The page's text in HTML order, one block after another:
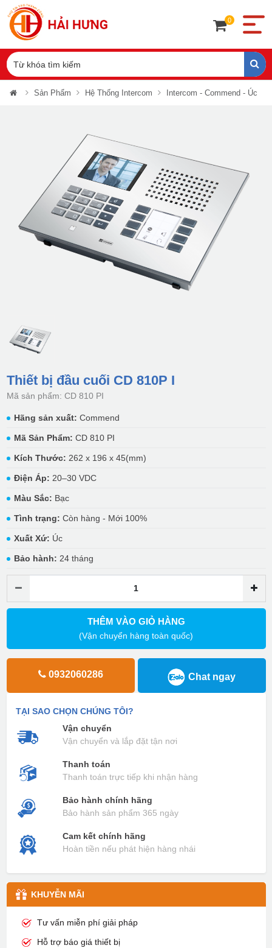
0
Sản Phẩm Hệ Thống Intercom Intercom - Commend - Úc
Thiết bị đầu cuối CD 810P I
Mã sản phẩm: CD 810 PI
Hãng sản xuất: Commend
Mã Sản Phẩm: CD 810 PI
Kích Thước: 262 x 196 x 45(mm)
Điện Áp: 20–30 VDC
Màu Sắc: Bạc
Tình trạng: Còn hàng - Mới 100%
Xuất Xứ: Úc
Bảo hành: 24 tháng
THÊM VÀO GIỎ HÀNG
(Vận chuyển hàng toàn quốc)
0932060286 Chat ngay
TẠI SAO CHỌN CHÚNG TÔI?
Vận chuyển
Vận chuyển và lắp đặt tận nơi
Thanh toán
Thanh toán trực tiếp khi nhận hàng
Bảo hành chính hãng
Bảo hành sản phẩm 365 ngày
Cam kết chính hãng
Hoàn tiền nếu phát hiện hàng nhái
KHUYỄN MÃI
Tư vấn miễn phí giải pháp
Hỗ trợ báo giá thiết bị